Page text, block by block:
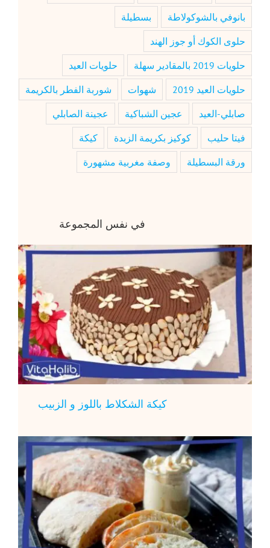
بانوفي بالشوكولاطة
بسطيلة
حلوى الكوك أو جوز الهند
حلويات 2019 بالمقادير سهلة
حلويات العيد
حلويات العيد 2019
شهوات
شوربة الفطر بالكريمة
صابلي-العيد
عجين الشباكية
عجينة الصابلي
فيتا حليب
كوكيز بكريمة الزبدة
كيكة
ورقة البسطيلة
وصفة مغربية مشهورة
في نفس المجموعة
كيكة الشكلاط باللوز و الزبيب